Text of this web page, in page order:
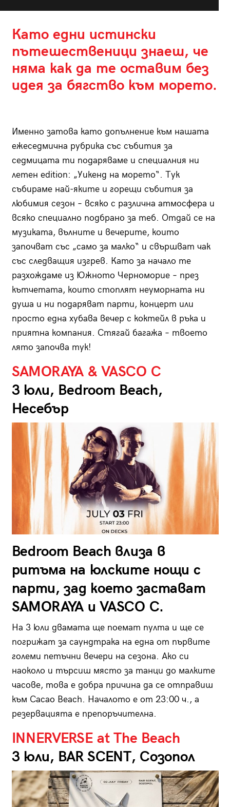
Като едни истински
пътешественици знаеш, че
няма как да те оставим без
идея за бягство към морето.
Именно затова като допълнение към нашата
ежеседмична рубрика със събития за
седмицата ти подаряваме и специалния ни
летен edition: „Уикенд на морето“. Тук
събираме най-яките и горещи събития за
любимия сезон – всяко с различна атмосфера и
всяко специално подбрано за теб. Отдай се на
музиката, вълните и вечерите, които
започват със „само за малко“ и свършват чак
със следващия изгрев. Като за начало те
разхождаме из Южното Черноморие – през
кътчетата, които стоплят неуморната ни
душа и ни подаряват парти, концерт или
просто една хубава вечер с коктейл в ръка и
приятна компания. Стягай багажа – твоето
лято започва тук!
SAMORAYA & VASCO C
3 юли, Bedroom Beach,
Несебър
Bedroom Beach влиза в
ритъма на юлските нощи с
парти, зад което застават
SAMORAYA и VASCO C.
На 3 юли двамата ще поемат пулта и ще се
погрижат за саундтрака на една от първите
големи петъчни вечери на сезона. Ако си
наоколо и търсиш място за танци до малките
часове, това е добра причина да се отправиш
към Cacao Beach. Началото е от 23:00 ч., а
резервацията е препоръчителна.
INNERVERSE at The Beach
3 юли, BAR SCENT, Созопол